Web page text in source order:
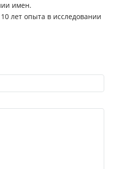
имен.
лет опыта в исследовании